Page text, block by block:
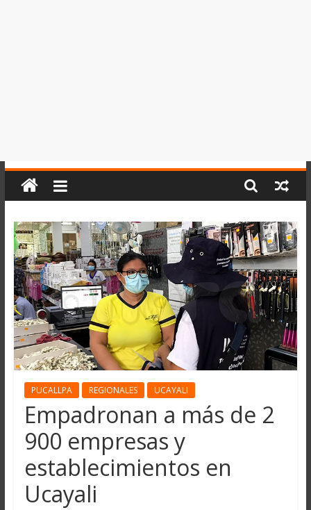
PUCALLPA REGIONALES UCAYALI
Empadronan a más de 2
900 empresas y
establecimientos en
Ucayali